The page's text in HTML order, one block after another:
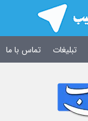
تبلیغات تماس با ما